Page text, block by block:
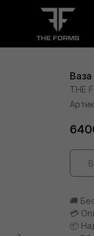
THE
🚚
💳
📦